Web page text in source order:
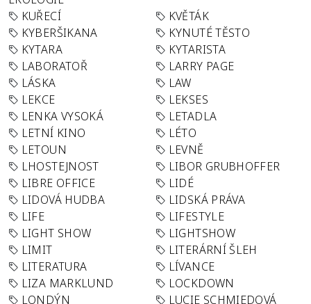
KUŘECÍ
KVĚTÁK
KYBERŠIKANA
KYNUTÉ TĚSTO
KYTARA
KYTARISTA
LABORATOŘ
LARRY PAGE
LÁSKA
LAW
LEKCE
LEKSES
LENKA VYSOKÁ
LETADLA
LETNÍ KINO
LÉTO
LETOUN
LEVNĚ
LHOSTEJNOST
LIBOR GRUBHOFFER
LIBRE OFFICE
LIDÉ
LIDOVÁ HUDBA
LIDSKÁ PRÁVA
LIFE
LIFESTYLE
LIGHT SHOW
LIGHTSHOW
LIMIT
LITERÁRNÍ ŠLEH
LITERATURA
LÍVANCE
LIZA MARKLUND
LOCKDOWN
LONDÝN
LUCIE SCHMIEDOVÁ